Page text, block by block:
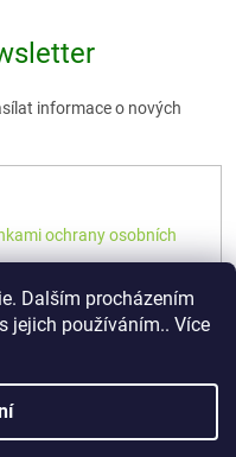
Dalším procházením
jejich používáním.. Více
informace o nových
ochrany osobních
Premium